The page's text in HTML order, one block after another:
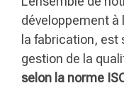
développement à
la fabrication, est
gestion de la
selon la norme